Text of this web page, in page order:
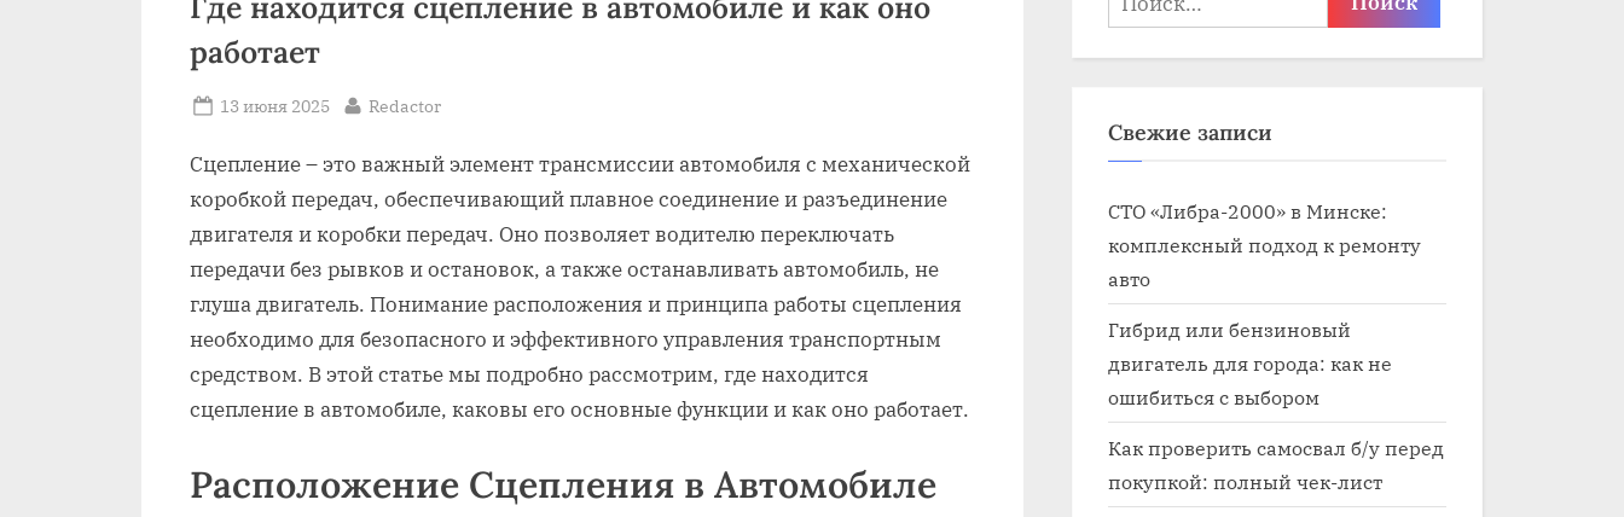
работает
Posted
13 июня 2025 By
Redactor
Сцепление – это важный элемент трансмиссии автомобиля с механической
коробкой передач, обеспечивающий плавное соединение и разъединение
двигателя и коробки передач. Оно позволяет водителю переключать
передачи без рывков и остановок, а также останавливать автомобиль, не
глуша двигатель. Понимание расположения и принципа работы сцепления
необходимо для безопасного и эффективного управления транспортным
средством. В этой статье мы подробно рассмотрим, где находится
сцепление в автомобиле, каковы его основные функции и как оно работает.
Расположение Сцепления в Автомобиле
Свежие записи
СТО «Либра-2000» в Минске:
комплексный подход к ремонту
авто
Гибрид или бензиновый
двигатель для города: как не
ошибиться с выбором
Как проверить самосвал б/у перед
покупкой: полный чек-лист